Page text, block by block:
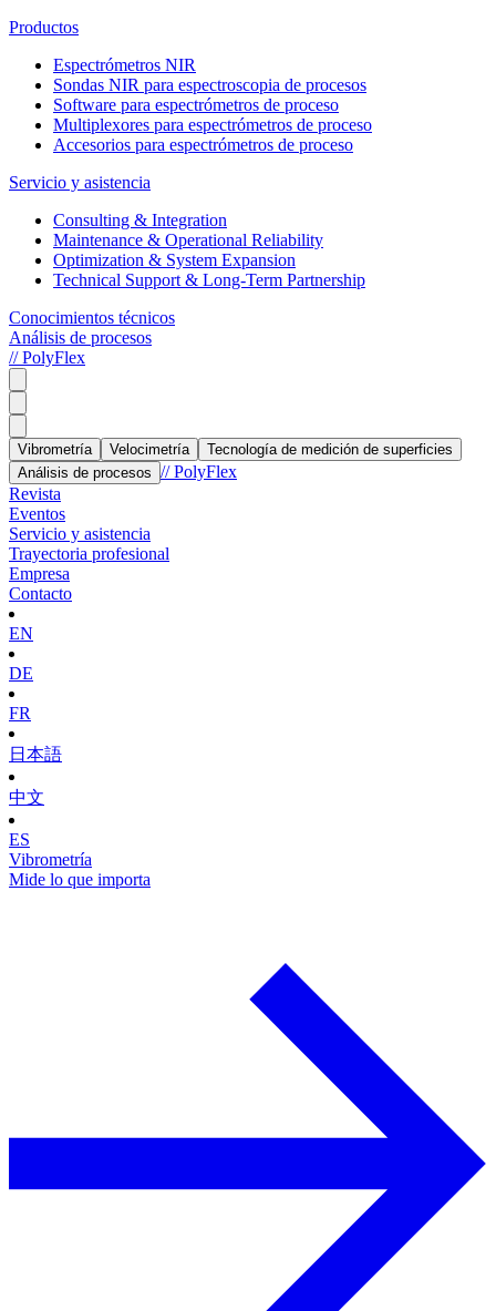
Productos
Espectrómetros NIR
Sondas NIR para espectroscopia de procesos
Software para espectrómetros de proceso
Multiplexores para espectrómetros de proceso
Accesorios para espectrómetros de proceso
Servicio y asistencia
Consulting & Integration
Maintenance & Operational Reliability
Optimization & System Expansion
Technical Support & Long-Term Partnership
Conocimientos técnicos
Análisis de procesos
// PolyFlex
Vibrometría Velocimetría
Tecnología de medición de superficies
Análisis de procesos // PolyFlex
Revista
Eventos
Servicio y asistencia
Trayectoria profesional
Empresa
Contacto
EN
DE
FR
日本語
中文
ES
Vibrometría
Mide lo que importa